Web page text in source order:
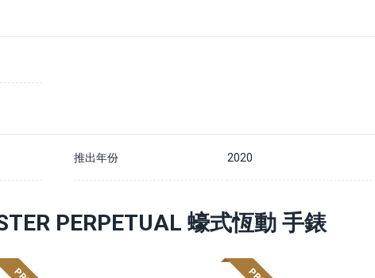
推出年份 2020
PERPETUAL 蠔式恆動 手錶